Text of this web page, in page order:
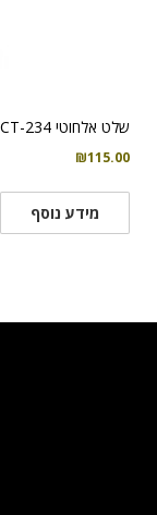
שלט אלחוטי MCT-234 למערכות ויסוניק
₪115.00
מידע נוסף